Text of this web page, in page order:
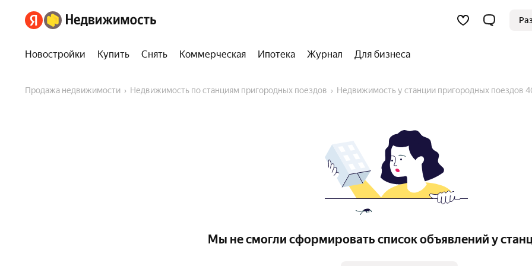
Новостройки Купить Снять Коммерческая Ипотека Журнал Для бизнеса
Продажа недвижимости Недвижимость по станциям пригородных поездов Недвижимость у станции пригородных поездов
Мы не смогли сформировать список объявлений у